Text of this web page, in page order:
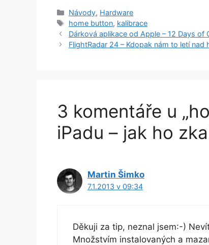
Rubriky
Návody, Hardware
Štítky
home button, kalibrace
Dárková aplikace od Apple – 12 Days of
FlightRadar 24 – Kdopak nám to letí nad
3 komentáře u
iPadu – jak ho
Martin Šimko
7.1.2013 v 09:34
Děkuji za tip, neznal jsem:-)
Množstvím instalovaných a